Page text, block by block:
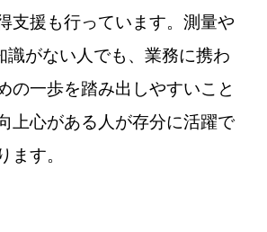
支援も行っています。測量や
識がない人でも、業務に携わ
の一歩を踏み出しやすいこと
上心がある人が存分に活躍で
ます。